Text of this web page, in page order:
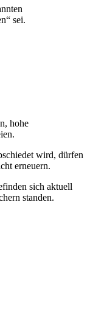
sei.
hohe
wird, dürfen
erneuern.
sich aktuell
standen.